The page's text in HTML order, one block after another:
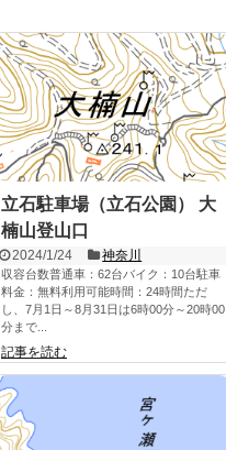
立石駐車場（立石公園） 大
楠山登山口
2024/1/24 神奈川
収容台数普通車：62台バイク：10台駐車
料金：無料利用可能時間：24時間ただ
し、7月1日～8月31日は6時00分～20時00
分まで...
記事を読む